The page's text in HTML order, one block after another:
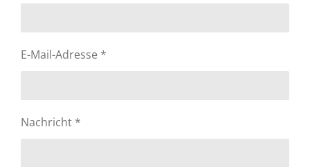
E-Mail-Adresse *
Nachricht *